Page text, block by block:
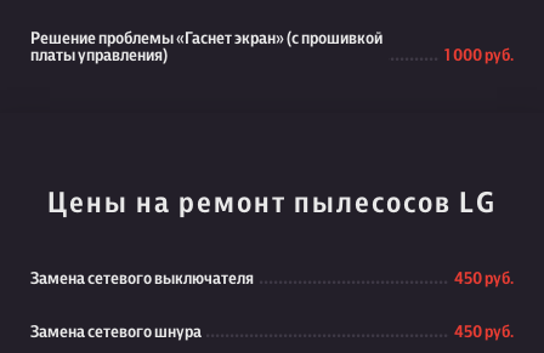
Решение проблемы «Гаснет экран» (с прошивкой
платы управления)
1 000 руб.
Цены на ремонт пылесосов LG
Замена сетевого выключателя 450 руб.
Замена сетевого шнура 450 руб.